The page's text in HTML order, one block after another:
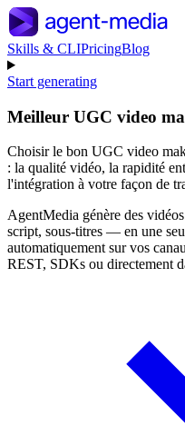
Skills & CLIPricingBlog
Start generating
Meilleur UGC video
Choisir le bon UGC video
: la qualité vidéo, la rapidité
l'intégration à votre façon de
AgentMedia génère des
script, sous-titres — en une
automatiquement sur vos
REST, SDKs ou directement